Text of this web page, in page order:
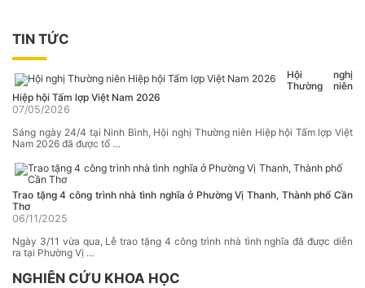
TIN TỨC
Hội nghị
Thường niên
Hiệp hội Tấm lợp Việt Nam 2026
07/05/2026
Sáng ngày 24/4 tại Ninh Bình, Hội nghị Thường niên Hiệp hội Tấm lợp Việt
Nam 2026 đã được tổ …
Trao tặng 4 công trình nhà tình nghĩa ở Phường Vị Thanh, Thành phố Cần
Thơ
06/11/2025
Ngày 3/11 vừa qua, Lễ trao tặng 4 công trình nhà tình nghĩa đã được diễn
ra tại Phường Vị …
NGHIÊN CỨU KHOA HỌC